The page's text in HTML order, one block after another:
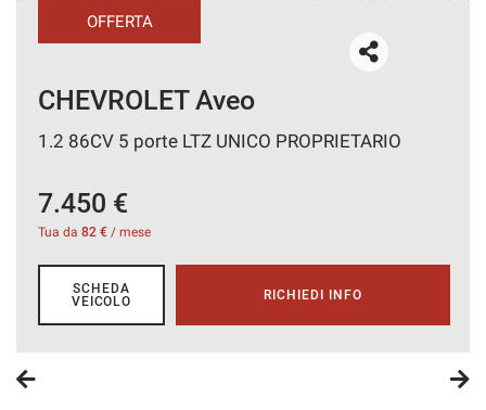
CHEVROLET Camaro
11.000 €
Tua da
RICHIEDI INFO